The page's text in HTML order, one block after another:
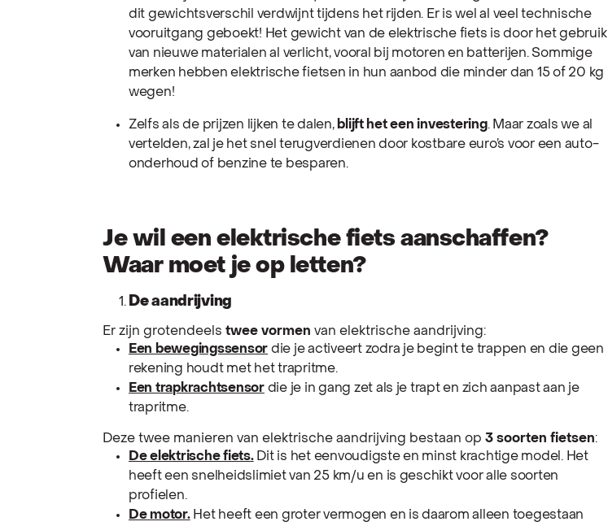
dit gewichtsverschil verdwijnt tijdens het rijden. Er is wel al veel technische
vooruitgang geboekt! Het gewicht van de elektrische fiets is door het gebruik
van nieuwe materialen al verlicht, vooral bij motoren en batterijen. Sommige
merken hebben elektrische fietsen in hun aanbod die minder dan 15 of 20 kg
wegen!
Zelfs als de prijzen lijken te dalen, blijft het een investering. Maar zoals we al
vertelden, zal je het snel terugverdienen door kostbare euro’s voor een auto-
onderhoud of benzine te besparen.
Je wil een elektrische fiets aanschaffen?
Waar moet je op letten?
De aandrijving
Er zijn grotendeels twee vormen van elektrische aandrijving:
Een bewegingssensor die je activeert zodra je begint te trappen en die geen
rekening houdt met het trapritme.
Een trapkrachtsensordie je in gang zet als je trapt en zich aanpast aan je
trapritme.
Deze twee manieren van elektrische aandrijving bestaan op 3 soorten fietsen:
De elektrische fiets.Dit is het eenvoudigste en minst krachtige model. Het
heeft een snelheidslimiet van 25 km/u en is geschikt voor alle soorten
profielen.
De motor.Het heeft een groter vermogen en is daarom alleen toegestaan